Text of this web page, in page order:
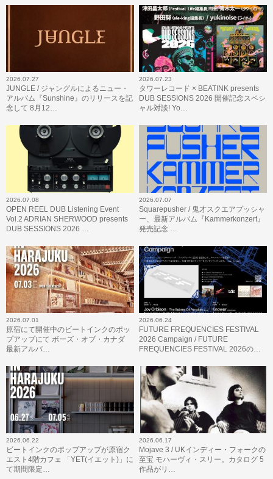
2026.07.27
JUNGLE / ジャングルによるニュー・
アルバム『Sunshine』のリリースを記
念して 8月12…
2026.07.23
タワーレコード × BEATINK presents
DUB SESSIONS 2026 開催記念スペシ
ャル対談! Yo…
2026.07.08
OPEN REEL DUB Listening Event
Vol.2 ADRIAN SHERWOOD presents
DUB SESSIONS 2026 …
2026.07.07
Squarepusher / 鬼才スクエアプッシャ
ー、最新アルバム『Kammerkonzert』
発売記念 …
2026.07.01
原宿にて開催中のビートインクのポッ
プアップにて ボーズ・オブ・カナダ
最新アルバ…
2026.06.24
FUTURE FREQUENCIES FESTIVAL
2026 Campaign / FUTURE
FREQUENCIES FESTIVAL 2026の…
2026.06.22
ビートインクのポップアップが原宿ク
エスト4階カフェ 「YET(イエット)」に
て期間限定…
2026.06.17
Mojave 3 / UKインディー・フォークの
至宝 モハーヴィ・スリー。カタログ 5
作品がリ…